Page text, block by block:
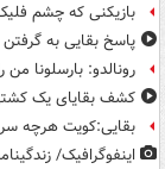
بازیکنی که چشم
پاسخ بقایی به
رونالدو: بارسلونا من
کشف بقایای یک کشتی
بقایی:کویت هرچه
اینفوگرافیک/